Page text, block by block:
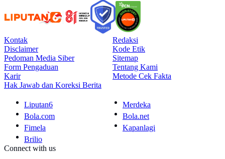
Kontak
Redaksi
Disclaimer
Kode Etik
Pedoman Media Siber
Sitemap
Form Pengaduan
Tentang Kami
Karir
Metode Cek Fakta
Hak Jawab dan Koreksi Berita
Liputan6
Merdeka
Bola.com
Bola.net
Fimela
Kapanlagi
Brilio
Connect with us